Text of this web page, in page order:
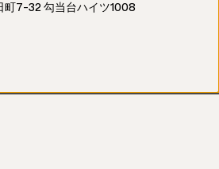
町7-32 勾当台ハイツ1008